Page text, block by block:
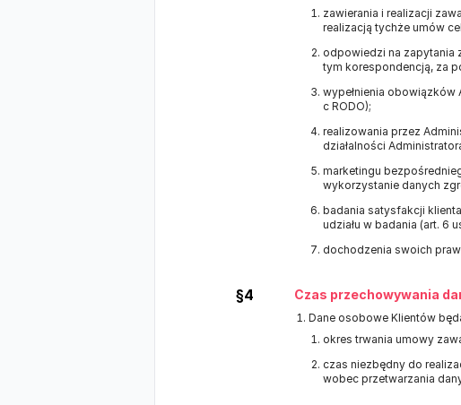
zawierania i realizacji
realizacją tychże umów
odpowiedzi na zapytania
tym korespondencją, za
wypełnienia obowiązków
c RODO);
realizowania przez
działalności
marketingu
wykorzystanie danych
badania satysfakcji
udziału w badania (art. 6
dochodzenia swoich
§4 Czas przechowywania
Dane osobowe Klientów
okres trwania umowy
czas niezbędny do
wobec przetwarzania